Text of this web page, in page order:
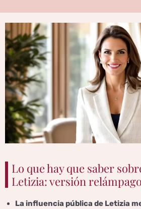
Lo que hay que saber
Letizia: versión relámpago
La influencia pública de Letizia